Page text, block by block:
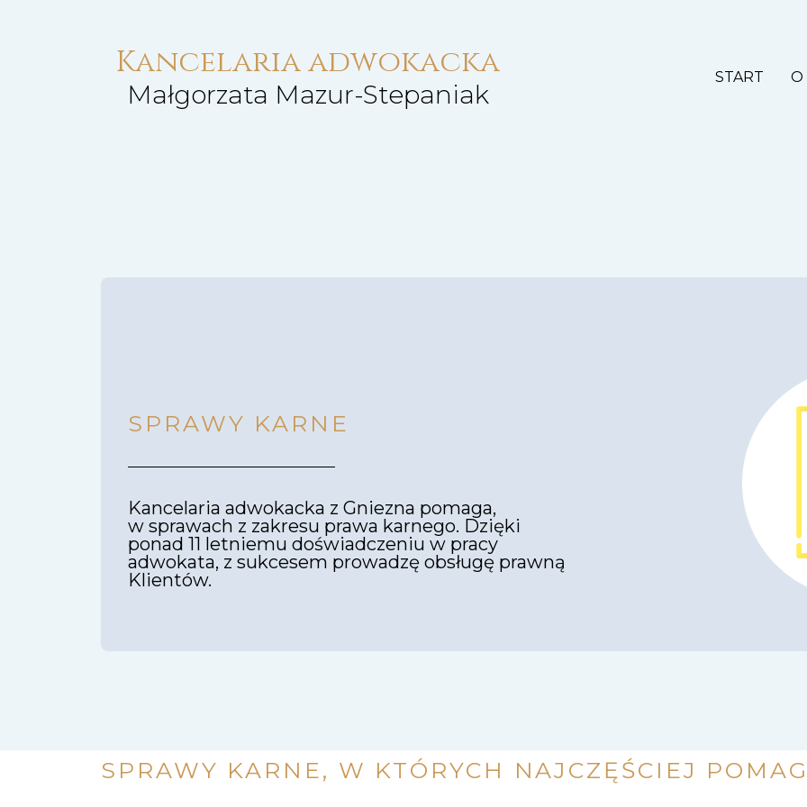
Kancelaria adwokacka
Małgorzata Mazur-Stepaniak
START O
SPRAWY KARNE
Kancelaria adwokacka z Gniezna pomaga,
w sprawach z zakresu prawa karnego. Dzięki
ponad 11 letniemu doświadczeniu w pracy
adwokata, z sukcesem prowadzę obsługę prawną
Klientów.
SPRAWY KARNE, W KTÓRYCH NAJCZĘŚCIEJ